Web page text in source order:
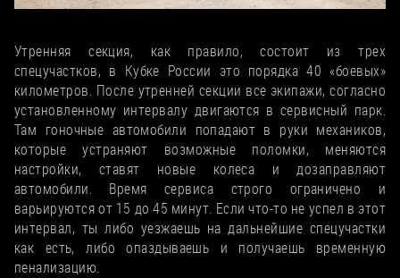
Утренняя секция, как правило, состоит из трех
спецучастков, в Кубке России это порядка 40 «боевых»
километров. После утренней секции все экипажи, согласно
установленному интервалу двигаются в сервисный парк.
Там гоночные автомобили попадают в руки механиков,
которые устраняют возможные поломки, меняются
настройки, ставят новые колеса и дозаправляют
автомобили. Время сервиса строго ограничено и
варьируются от 15 до 45 минут. Если что-то не успел в этот
интервал, ты либо уезжаешь на дальнейшие спецучастки
как есть, либо опаздываешь и получаешь временную
пенализацию.